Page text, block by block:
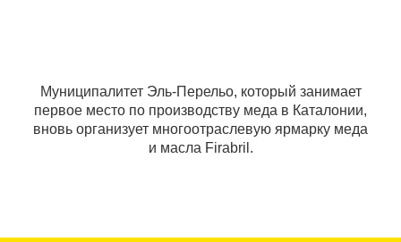
Муниципалитет Эль-Перельо, который занимает
первое место по производству меда в Каталонии,
вновь организует многоотраслевую ярмарку меда
и масла Firabril.